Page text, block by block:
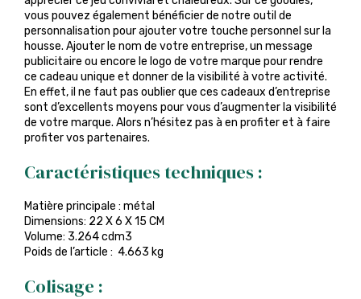
vous pouvez également bénéficier de notre outil de
personnalisation pour ajouter votre touche personnel sur la
housse. Ajouter le nom de votre entreprise, un message
publicitaire ou encore le logo de votre marque pour rendre
ce cadeau unique et donner de la visibilité à votre activité.
En effet, il ne faut pas oublier que ces cadeaux d’entreprise
sont d’excellents moyens pour vous d’augmenter la visibilité
de votre marque. Alors n’hésitez pas à en profiter et à faire
profiter vos partenaires.
Caractéristiques techniques :
Matière principale : métal
Dimensions: 22 X 6 X 15 CM
Volume: 3.264 cdm3
Poids de l’article : 4.663 kg
Colisage :